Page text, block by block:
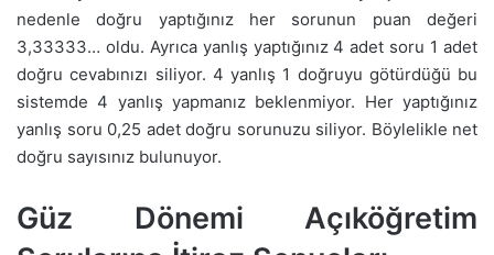
nedenle doğru yaptığınız her sorunun puan değeri
3,33333… oldu. Ayrıca yanlış yaptığınız 4 adet soru 1 adet
doğru cevabınızı siliyor. 4 yanlış 1 doğruyu götürdüğü bu
sistemde 4 yanlış yapmanız beklenmiyor. Her yaptığınız
yanlış soru 0,25 adet doğru sorunuzu siliyor. Böylelikle net
doğru sayısınız bulunuyor.
Güz Dönemi Açıköğretim